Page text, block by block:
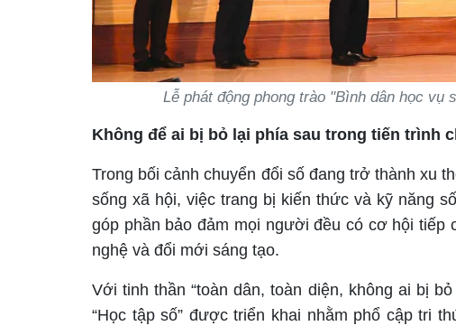
Lễ phát động phong trào "Bình dân học vụ
Không để ai bị bỏ lại phía sau trong tiến trình
Trong bối cảnh chuyển đổi số đang trở thành xu
sống xã hội, việc trang bị kiến thức và kỹ năng
góp phần bảo đảm mọi người đều có cơ hội tiếp
nghệ và đổi mới sáng tạo.
Với tinh thần “toàn dân, toàn diện, không ai bị
“Học tập số” được triển khai nhằm phổ cập tri